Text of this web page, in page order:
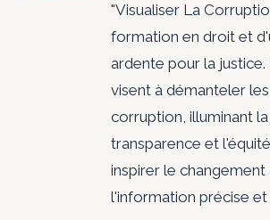
"Visualiser La
formation en droit et
ardente pour la justice.
visent à démanteler
corruption, illuminant
transparence et
inspirer le changement
l'information précise